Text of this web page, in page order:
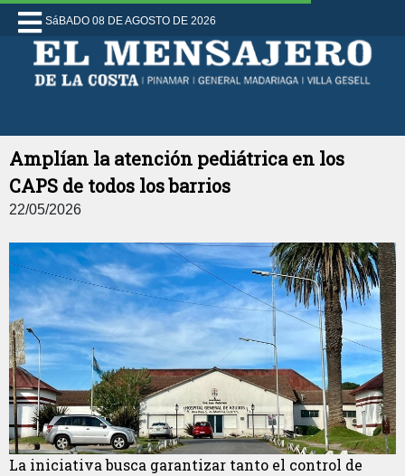
SáBADO 08 DE AGOSTO DE 2026
Amplían la atención pediátrica en los
CAPS de todos los barrios
22/05/2026
La iniciativa busca garantizar tanto el control de